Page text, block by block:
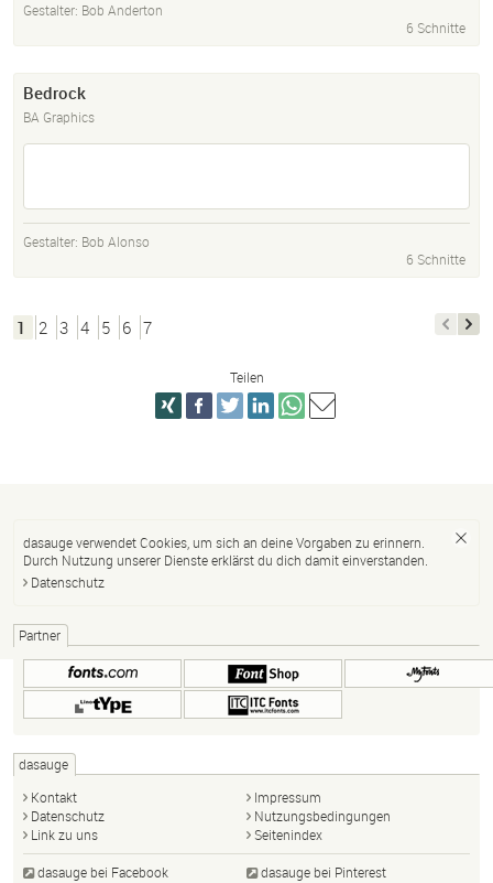
Gestalter: Bob Anderton
6 Schnitte
Bedrock
BA Graphics
Gestalter: Bob Alonso
6 Schnitte
1 2 3 4 5 6 7
Teilen
dasauge verwendet Cookies, um sich an deine Vorgaben zu erinnern.
Durch Nutzung unserer Dienste erklärst du dich damit einverstanden.
Datenschutz
Partner
dasauge
Kontakt
Impressum
Datenschutz
Nutzungsbedingungen
Link zu uns
Seitenindex
dasauge bei Facebook dasauge bei Pinterest